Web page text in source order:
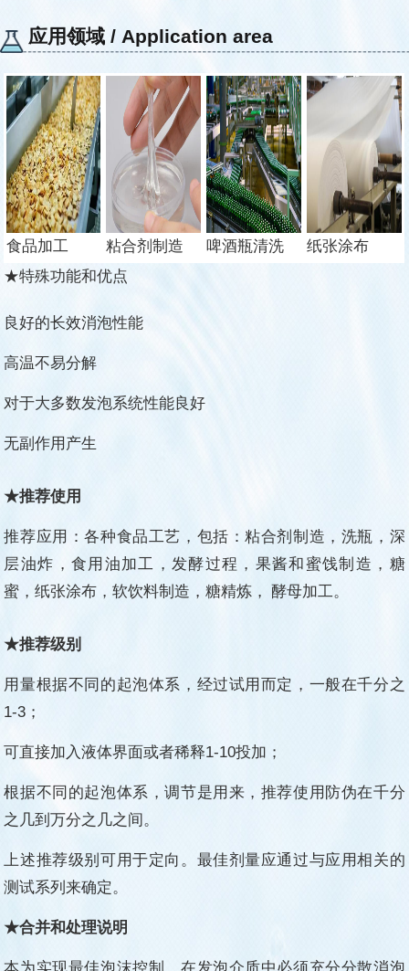
应用领域 / Application area
食品加工 粘合剂制造 啤酒瓶清洗
纸张涂布
★特殊功能和优点
良好的长效消泡性能
高温不易分解
对于大多数发泡系统性能良好
无副作用产生
★推荐使用
推荐应用：各种食品工艺，包括：粘合剂制造，洗瓶，深
层油炸，食用油加工，发酵过程，果酱和蜜饯制造，糖
蜜，纸张涂布，软饮料制造，糖精炼，
酵母加工。
★推荐级别
用量根据不同的起泡体系，经过试用而定，一般在千分之
1-3；
可直接加入液体界面或者稀释1-10投加；
根据不同的起泡体系，调节是用来，推荐使用防伪在千分
之几到万分之几之间。
上述推荐级别可用于定向。最佳剂量应通过与应用相关的
测试系列来确定。
★合并和处理说明